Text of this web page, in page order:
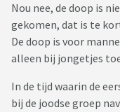
Nou nee, de doop is
gekomen, dat is te
De doop is voor
alleen bij jongetjes
In de tijd waarin de
bij de joodse groep